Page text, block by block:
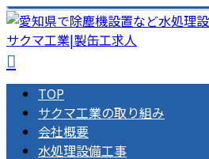
TOP
サクマ工業の取り組み
会社概要
水処理設備工事